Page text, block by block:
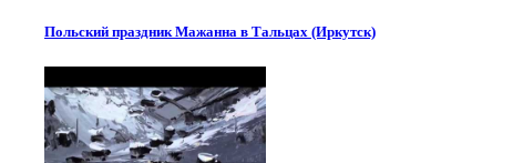
Польский праздник Мажанна в Тальцах (Иркутск)